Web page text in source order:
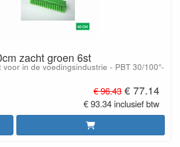
zacht groen 6st
voor in de voedingsindustrie - PBT 30/100°-
€ 96.43 € 77.14
€ 93.34 inclusief btw